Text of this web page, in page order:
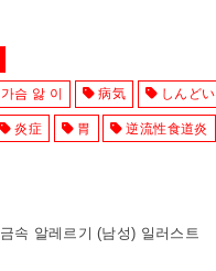
가슴 앓 이 病気 しんどい
炎症 胃 逆流性食道炎
금속 알레르기 (남성) 일러스트